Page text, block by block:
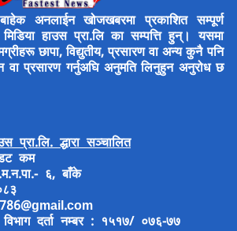
अनलाईन खोजखबरमा प्रकाशित सम्पूर्ण
हाउस प्रा.लि का सम्पत्ति हुन्। यसमा
छापा, विद्युतीय, प्रसारण वा अन्य कुनै पनि
वा प्रसारण गर्नुअघि अनुमति लिनुहुन अनुरोध छ
प्रा.लि. द्धारा सञ्चालित
कम
६, बाँके
दर्ता नम्बर : १५१७/ ०७६-७७